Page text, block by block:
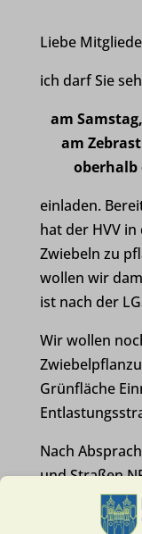
Liebe
ich darf Sie
am
am
oberhalb
einladen.
hat der HVV
Zwiebeln zu
wollen wir
ist nach der
Wir wollen
Grünfläche
Nach
und Straßen
Krokusse in